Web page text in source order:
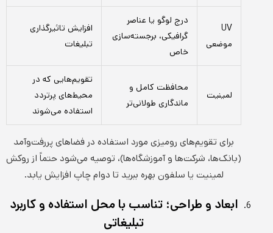
UV
موضعی
درج لوگو یا عناصر
گرافیکی، برجسته‌سازی
خاص
افزایش تاثیرگذاری
تبلیغات
لمینیت
محافظت کامل و
ماندگاری طولانی‌تر
تقویم‌هایی که در
محیط‌های پرتردد
استفاده می‌شوند
برای تقویم‌های رومیزی مورد استفاده در فضاهای پررفت‌وآمد
(بانک‌ها، شرکت‌ها و آموزشگاه‌ها)، توصیه می‌شود حتماً از روکش
لمینیت یا سلفون بهره ببرید تا دوام چاپ افزایش یابد.
ابعاد و طراحی؛ تناسب با محل استفاده و کاربرد
تبلیغاتی